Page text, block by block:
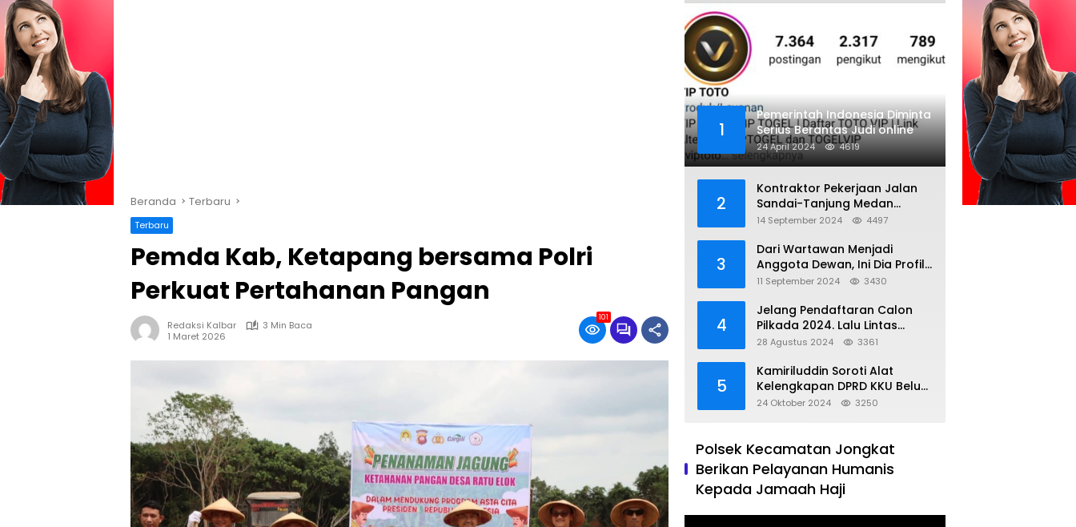
Beranda Terbaru
Terbaru
Pemda Kab, Ketapang bersama Polri
Perkuat Pertahanan Pangan
Redaksi Kalbar
3 Min Baca
1 Maret 2026
101
1
Pemerintah Indonesia Diminta
Serius Berantas Judi online
24 April 2024 4619
2
Kontraktor Pekerjaan Jalan
Sandai-Tanjung Medan
diduga Menggunakan Matrial
14 September 2024 4497
3
Dari Wartawan Menjadi
Anggota Dewan, Ini Dia Profil
Kamiriludin Anggota DPRD
11 September 2024 3430
4
Jelang Pendaftaran Calon
Pilkada 2024. Lalu Lintas
Kayong Utara Aman dan
28 Agustus 2024 3361
5
Kamiriluddin Soroti Alat
Kelengkapan DPRD KKU Belum
Terbentuk
24 Oktober 2024 3250
Polsek Kecamatan Jongkat
Berikan Pelayanan Humanis
Kepada Jamaah Haji